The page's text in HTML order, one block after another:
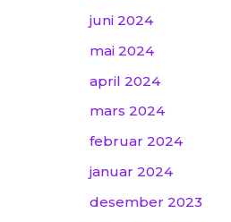
juni 2024
mai 2024
april 2024
mars 2024
februar 2024
januar 2024
desember 2023